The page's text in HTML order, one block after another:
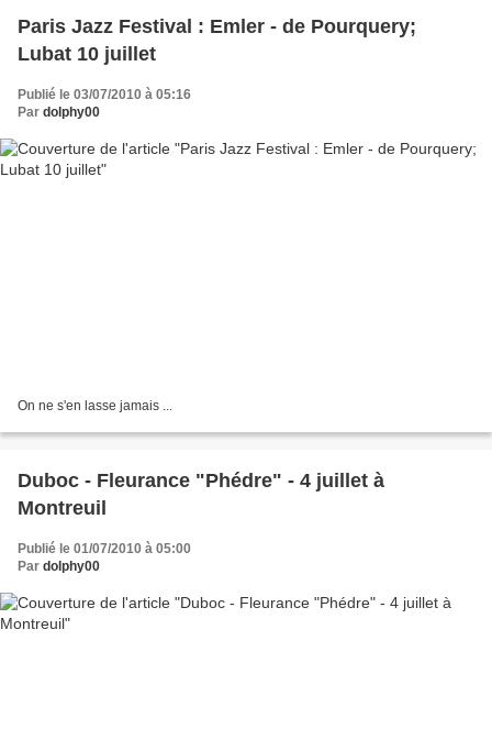
Paris Jazz Festival : Emler - de Pourquery;
Lubat 10 juillet
Publié le 03/07/2010 à 05:16
Par dolphy00
On ne s'en lasse jamais ...
Duboc - Fleurance "Phédre" - 4 juillet à
Montreuil
Publié le 01/07/2010 à 05:00
Par dolphy00